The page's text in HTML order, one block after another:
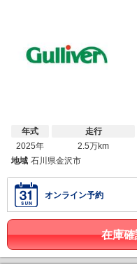
年式
2025年
走行
2.5万km
地域 石川県金沢市
オンライン予約
在庫